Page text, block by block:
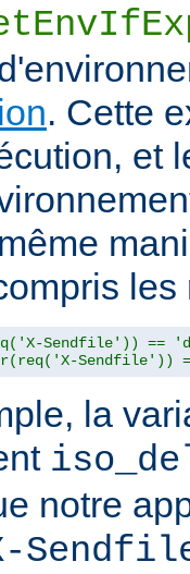
. Cette
et
Sendfile')) ==
la
notre